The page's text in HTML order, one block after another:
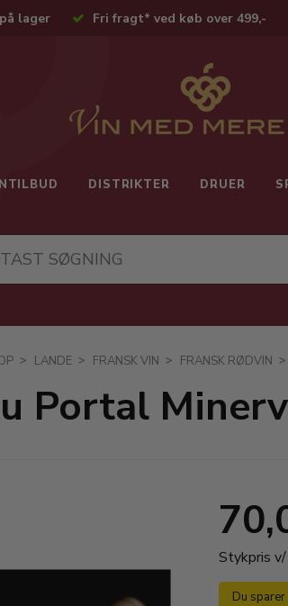
lager Fri fragt* ved køb over 499,-
DISTRIKTER DRUER
LANDE FRANSK VIN FRANSK RØDVIN
Portal
Stykpris
Du